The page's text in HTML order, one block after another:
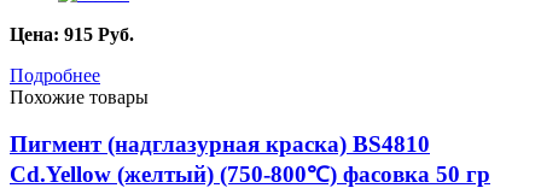
Цена: 915 Руб.
Подробнее
Похожие товары
Пигмент (надглазурная краска) BS4810
Cd.Yellow (желтый) (750-800℃) фасовка 50 гр